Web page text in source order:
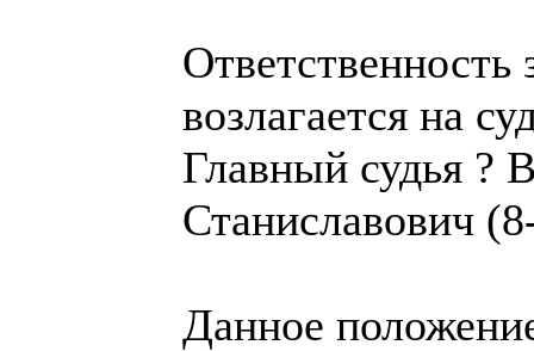
Ответственность
возлагается на
Главный судья ?
Станиславович
Данное